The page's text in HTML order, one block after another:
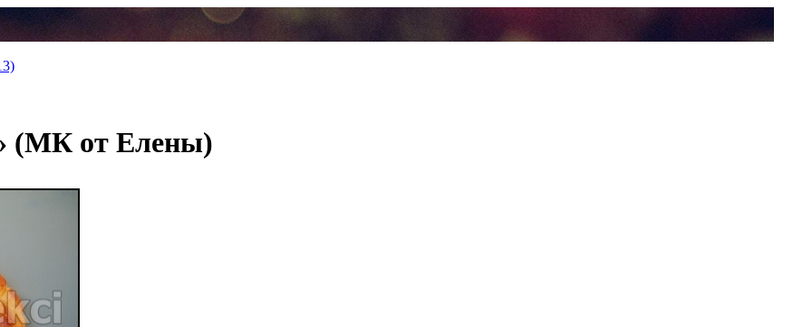
(МК от Елены)